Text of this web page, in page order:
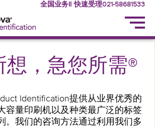
全国业务‖ 快速受理021-58681533
想，急您所需®
Identification提供从业界优秀的
容量印刷机以及种类最广泛的标签
。我们的咨询方法通过利用我们多